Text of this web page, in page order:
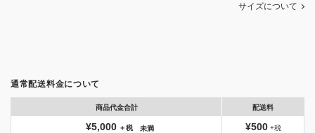
サイズについて
通常配送料金について
商品代金合計 配送料
¥5,000 ＋税
未満 ¥500+税